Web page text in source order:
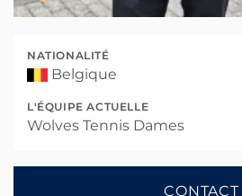
NATIONALITÉ
Belgique
L'ÉQUIPE ACTUELLE
Wolves Tennis Dames
CONTACT